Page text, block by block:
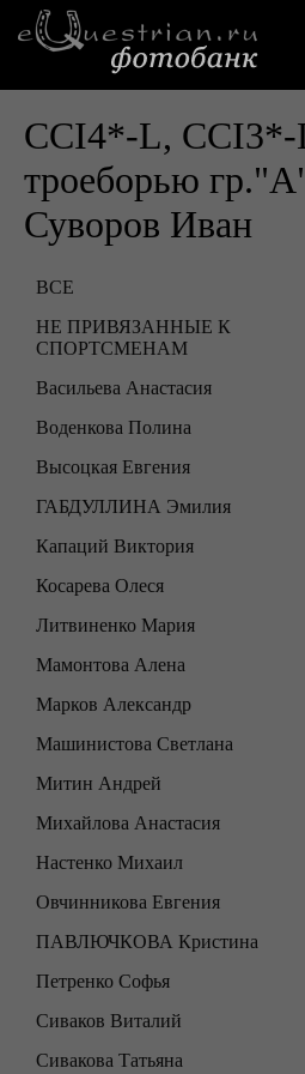
CCI4*-L,
троеборью
Суворов Иван
ВСЕ
НЕ ПРИВЯЗАННЫЕ К
СПОРТСМЕНАМ
Васильева Анастасия
Воденкова Полина
Высоцкая Евгения
ГАБДУЛЛИНА Эмилия
Капаций Виктория
Косарева Олеся
Литвиненко Мария
Мамонтова Алена
Марков Александр
Машинистова Светлана
Митин Андрей
Михайлова Анастасия
Настенко Михаил
Овчинникова Евгения
ПАВЛЮЧКОВА Кристина
Петренко Софья
Сиваков Виталий
Сивакова Татьяна